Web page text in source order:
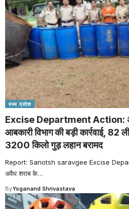
मध्य प्रदेश
Excise Department Action:
आबकारी विभाग की बड़ी कार्रवाई, 82
3200 किलो गुड़ लहान बरामद
Report: Sanotsh saravgee Excise
अवैध शराब के…
ByYoganand Shrivastava